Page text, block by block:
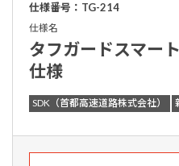
仕様番号：TG-214
仕様名
タフガードスマー
仕様
SDK（首都高速道路株式会社）